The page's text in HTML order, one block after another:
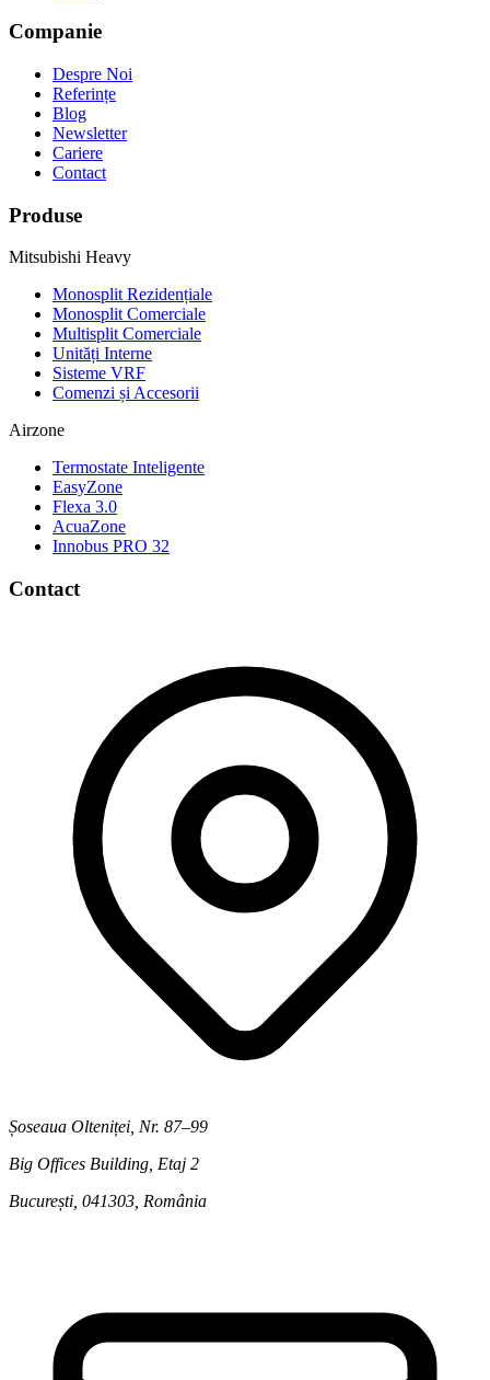
Companie
Despre Noi
Referințe
Blog
Newsletter
Cariere
Contact
Produse
Mitsubishi Heavy
Monosplit Rezidențiale
Monosplit Comerciale
Multisplit Comerciale
Unități Interne
Sisteme VRF
Comenzi și Accesorii
Airzone
Termostate Inteligente
EasyZone
Flexa 3.0
AcuaZone
Innobus PRO 32
Contact
Șoseaua Olteniței, Nr. 87–99
Big Offices Building, Etaj 2
București, 041303 România